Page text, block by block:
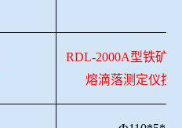
RDL-2000A型铁矿
熔滴落测定仪控